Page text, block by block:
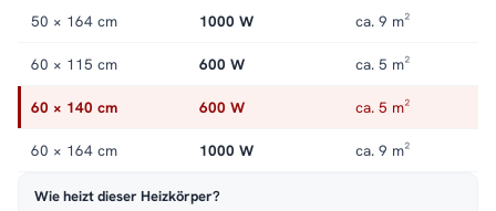
50 × 164 cm 1000 W ca. 9 m²
60 × 115 cm 600 W ca. 5 m²
60 × 140 cm 600 W ca. 5 m²
60 × 164 cm 1000 W ca. 9 m²
Wie heizt dieser Heizkörper?